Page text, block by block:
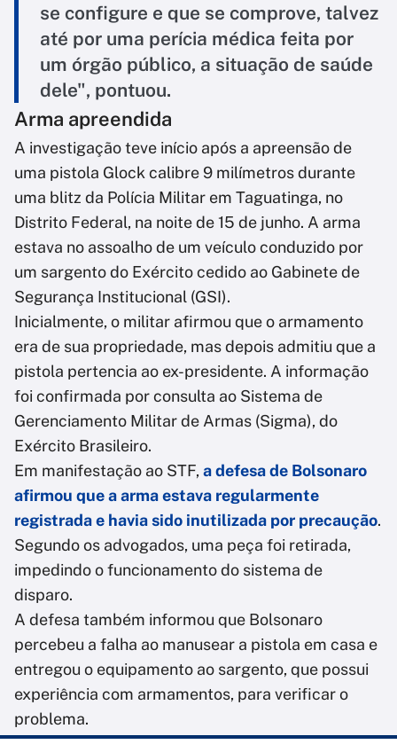
se configure e que se comprove, talvez
até por uma perícia médica feita por
um órgão público, a situação de saúde
dele", pontuou.
Arma apreendida
A investigação teve início após a apreensão de
uma pistola Glock calibre 9 milímetros durante
uma blitz da Polícia Militar em Taguatinga, no
Distrito Federal, na noite de 15 de junho. A arma
estava no assoalho de um veículo conduzido por
um sargento do Exército cedido ao Gabinete de
Segurança Institucional (GSI).
Inicialmente, o militar afirmou que o armamento
era de sua propriedade, mas depois admitiu que a
pistola pertencia ao ex-presidente. A informação
foi confirmada por consulta ao Sistema de
Gerenciamento Militar de Armas (Sigma), do
Exército Brasileiro.
Em manifestação ao STF, a defesa de Bolsonaro
afirmou que a arma estava regularmente
registrada e havia sido inutilizada por precaução.
Segundo os advogados, uma peça foi retirada,
impedindo o funcionamento do sistema de
disparo.
A defesa também informou que Bolsonaro
percebeu a falha ao manusear a pistola em casa e
entregou o equipamento ao sargento, que possui
experiência com armamentos, para verificar o
problema.